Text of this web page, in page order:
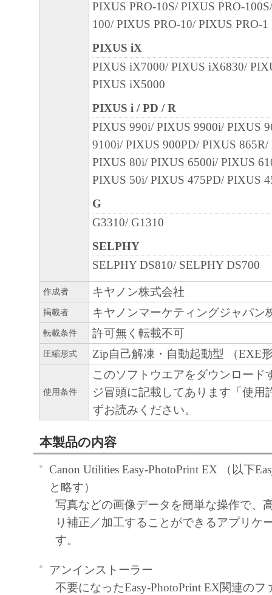
PIXUS PRO-10S/ PIXUS PRO-
100/ PIXUS PRO-10/ PIXUS PRO-1
PIXUS iX
PIXUS iX7000/ PIXUS iX6830/
PIXUS iX5000
PIXUS i / PD / R
PIXUS 990i/ PIXUS 9900i/ PIXUS
9100i/ PIXUS 900PD/ PIXUS
PIXUS 80i/ PIXUS 6500i/ PIXUS
PIXUS 50i/ PIXUS 475PD/ PIXUS
G
G3310/ G1310
SELPHY
SELPHY DS810/ SELPHY DS700
作成者 キヤノン株式会社
掲載者 キヤノンマーケティングジャパン
転載条件 許可無く転載不可
圧縮形式 Zip自己解凍・自動起動型 （EXE
使用条件
このソフトウエアをダウンロード
ジ冒頭に記載してあります「使用
ずお読みください。
本製品の内容
Canon Utilities Easy-PhotoPrint EX （以下
と略す）
写真などの画像データを簡単な操作で、
り補正／加工することができるアプリケ
す。
アンインストーラー
不要になったEasy-PhotoPrint EX関連の